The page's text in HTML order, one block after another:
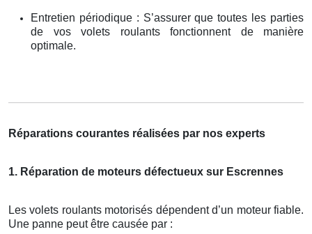
Entretien périodique : S’assurer que toutes les parties
de vos volets roulants fonctionnent de manière
optimale.
Réparations courantes réalisées par nos experts
1. Réparation de moteurs défectueux sur Escrennes
Les volets roulants motorisés dépendent d’un moteur fiable.
Une panne peut être causée par :